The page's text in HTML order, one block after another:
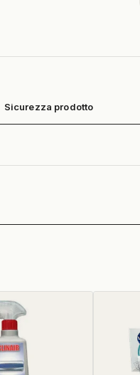
Sicurezza prodotto